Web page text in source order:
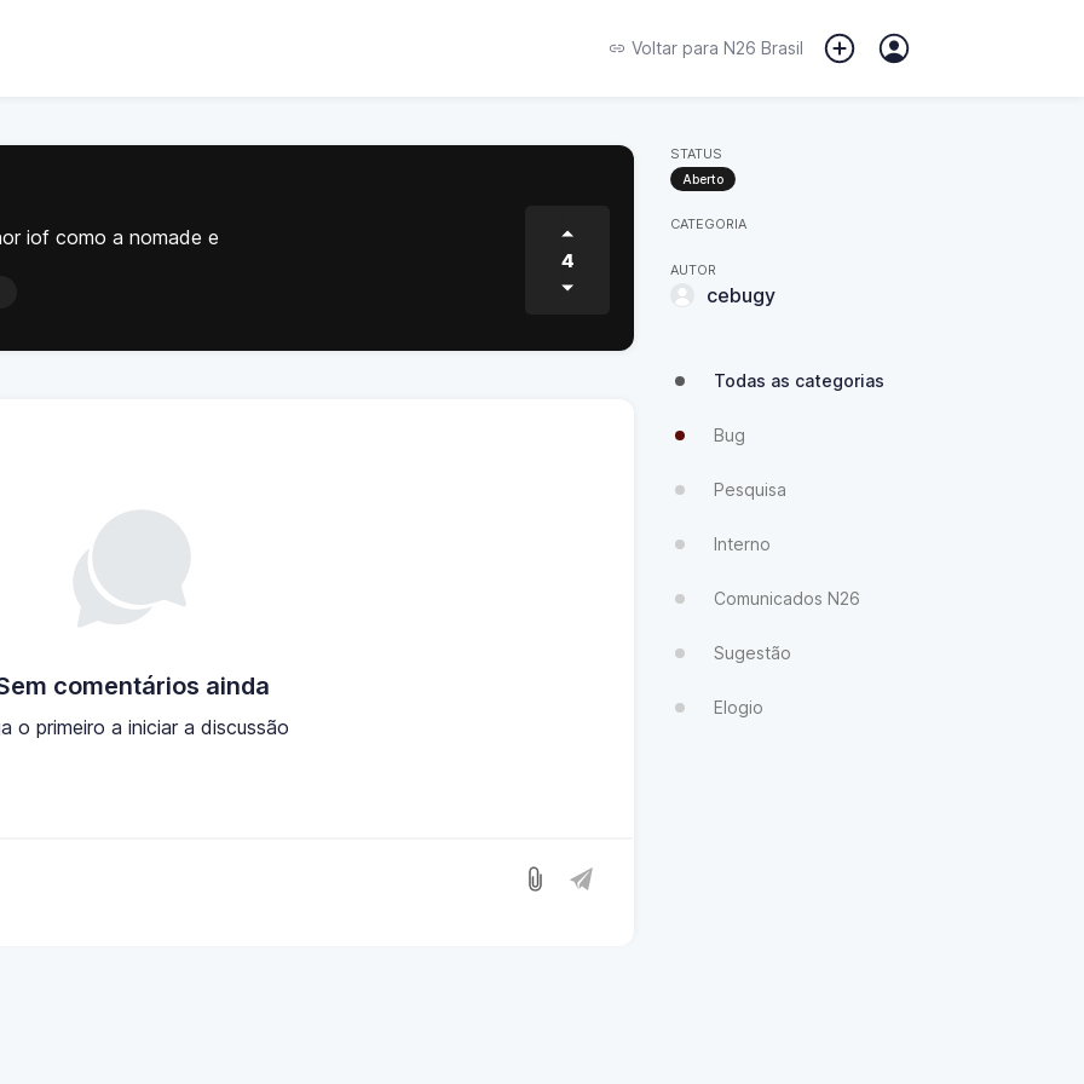
Voltar para N26 Brasil
iof como a nomade e
4
comentários ainda
o primeiro a iniciar a discussão
STATUS
Aberto
CATEGORIA
AUTOR
cebugy
Todas as categorias
Bug
Pesquisa
Interno
Comunicados N26
Sugestão
Elogio